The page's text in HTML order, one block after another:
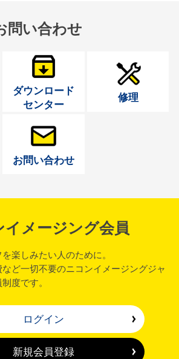
問い合わせ
ダウンロード
センター
修理
お問い合わせ
イメージング会員
楽しみたい人のために。
ど一切不要のニコンイメージングジャ
度です。
ログイン
新規会員登録